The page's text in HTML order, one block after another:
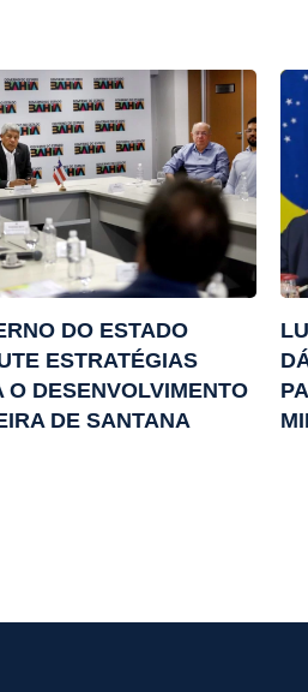
DO ESTADO
ESTRATÉGIAS
O DESENVOLVIMENTO
DE SANTANA